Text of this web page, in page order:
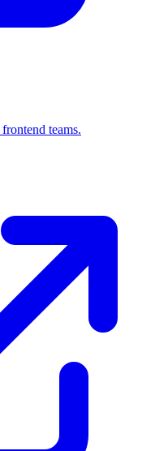
teams.